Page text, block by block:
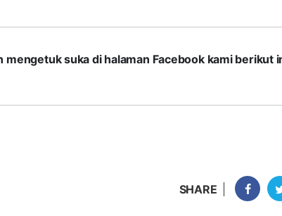
suka di halaman Facebook kami berikut
SHARE